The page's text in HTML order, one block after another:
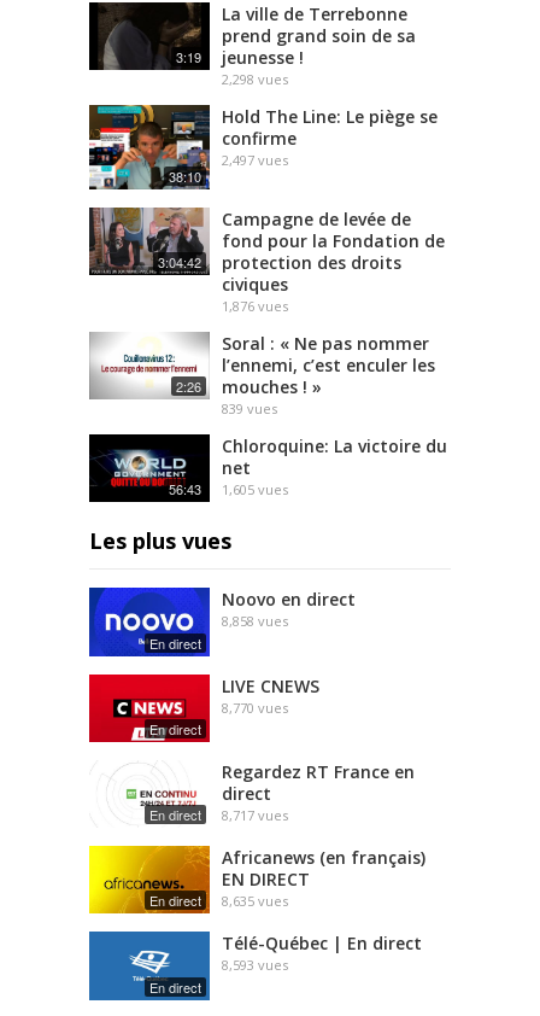
R
o
3:19
La ville de Terrebonne
prend grand soin de sa
jeunesse !
2,298 vues
38:10
Hold The Line: Le piège se
confirme
2,497 vues
3:04:42
Campagne de levée de
fond pour la Fondation de
protection des droits
civiques
1,876 vues
2:26
Soral : « Ne pas nommer
l’ennemi, c’est enculer les
mouches ! »
839 vues
56:43
Chloroquine: La victoire du
net
1,605 vues
Les plus vues
En direct
Noovo en direct
8,858 vues
En direct
LIVE CNEWS
8,770 vues
En direct
Regardez RT France en
direct
8,717 vues
En direct
Africanews (en français)
EN DIRECT
8,635 vues
En direct
Télé-Québec | En direct
8,593 vues